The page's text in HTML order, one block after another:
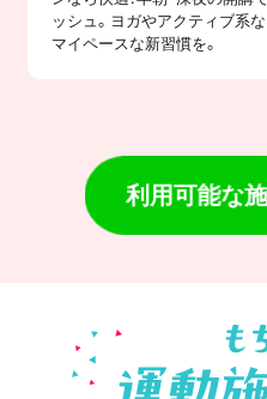
ッシュ。ヨガやアクティブ系
マイペースな新習慣を。
利用可能な